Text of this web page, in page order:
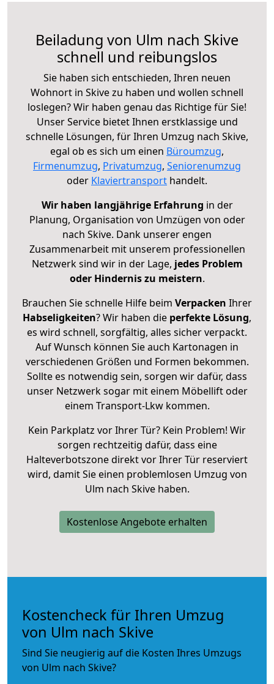
Beiladung von Ulm nach Skive
schnell und reibungslos
Sie haben sich entschieden, Ihren neuen
Wohnort in Skive zu haben und wollen schnell
loslegen? Wir haben genau das Richtige für Sie!
Unser Service bietet Ihnen erstklassige und
schnelle Lösungen, für Ihren Umzug nach Skive,
egal ob es sich um einen Büroumzug,
Firmenumzug, Privatumzug, Seniorenumzug
oder Klaviertransport handelt.
Wir haben langjährige Erfahrung in der
Planung, Organisation von Umzügen von oder
nach Skive. Dank unserer engen
Zusammenarbeit mit unserem professionellen
Netzwerk sind wir in der Lage, jedes Problem
oder Hindernis zu meistern.
Brauchen Sie schnelle Hilfe beim Verpacken Ihrer
Habseligkeiten? Wir haben die perfekte Lösung,
es wird schnell, sorgfältig, alles sicher verpackt.
Auf Wunsch können Sie auch Kartonagen in
verschiedenen Größen und Formen bekommen.
Sollte es notwendig sein, sorgen wir dafür, dass
unser Netzwerk sogar mit einem Möbellift oder
einem Transport-Lkw kommen.
Kein Parkplatz vor Ihrer Tür? Kein Problem! Wir
sorgen rechtzeitig dafür, dass eine
Halteverbotszone direkt vor Ihrer Tür reserviert
wird, damit Sie einen problemlosen Umzug von
Ulm nach Skive haben.
Kostenlose Angebote erhalten
Kostencheck für Ihren Umzug
von Ulm nach Skive
Sind Sie neugierig auf die Kosten Ihres Umzugs
von Ulm nach Skive?